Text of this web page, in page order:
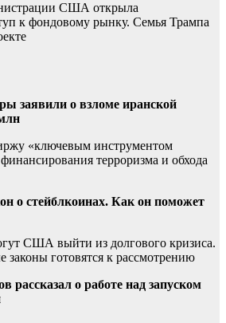
США открыла
к фондовому рынку. Семья Трампа
заявили о взломе иранской
«ключевым инструментом
терроризма и обхода
о стейблкоинах. Как он поможет
США выйти из долгового кризиса.
готовятся к рассмотрению
рассказал о работе над запуском